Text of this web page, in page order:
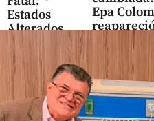
Estados
Alterados
decide
volver a
escucharse
share
Epa
redes y
parece
share